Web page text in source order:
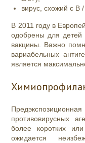
вирус, схожий с B
В 2011 году в
одобрены для детей
вакцины. Важно
вариабельных
является
противовирусных
более коротких
ожидается